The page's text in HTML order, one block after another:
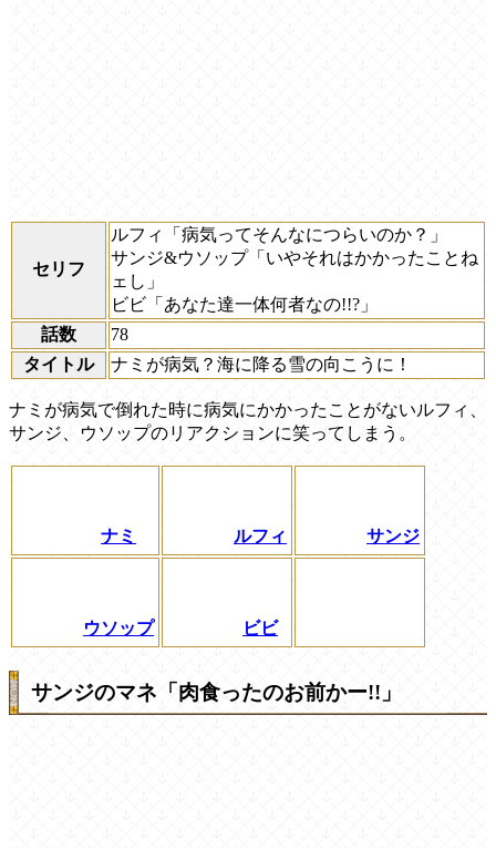
セリフ
ルフィ「病気ってそんなにつらいのか？」
サンジ&ウソップ「いやそれはかかったことね
ェし」
ビビ「あなた達一体何者なの!!?」
話数
78
タイトル
ナミが病気？海に降る雪の向こうに！
ナミが病気で倒れた時に病気にかかったことがないルフィ、
サンジ、ウソップのリアクションに笑ってしまう。
ナミ ルフィ サンジ
ウソップ ビビ
サンジのマネ「肉食ったのお前かー!!」